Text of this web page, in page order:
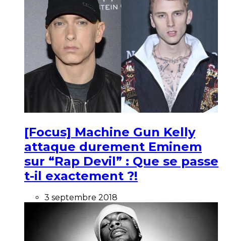
[Focus] Machine Gun Kelly
attaque durement Eminem
sur “Rap Devil” : Que se passe
t-il exactement ?!
3 septembre 2018